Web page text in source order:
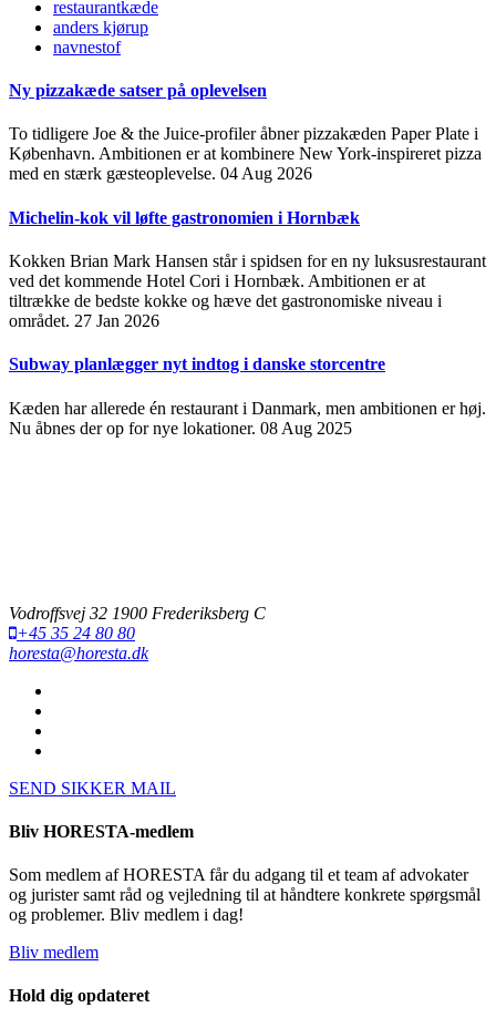
restaurantkæde
anders kjørup
navnestof
Ny pizzakæde satser på oplevelsen
To tidligere Joe & the Juice-profiler åbner pizzakæden Paper Plate i
København. Ambitionen er at kombinere New York-inspireret pizza
med en stærk gæsteoplevelse. 04 Aug 2026
Michelin-kok vil løfte gastronomien i Hornbæk
Kokken Brian Mark Hansen står i spidsen for en ny luksusrestaurant
ved det kommende Hotel Cori i Hornbæk. Ambitionen er at
tiltrække de bedste kokke og hæve det gastronomiske niveau i
området. 27 Jan 2026
Subway planlægger nyt indtog i danske storcentre
Kæden har allerede én restaurant i Danmark, men ambitionen er høj.
Nu åbnes der op for nye lokationer. 08 Aug 2025
Vodroffsvej 32 1900 Frederiksberg C
+45 35 24 80 80
horesta@horesta.dk
SEND SIKKER MAIL
Bliv HORESTA-medlem
Som medlem af HORESTA får du adgang til et team af advokater
og jurister samt råd og vejledning til at håndtere konkrete spørgsmål
og problemer. Bliv medlem i dag!
Bliv medlem
Hold dig opdateret